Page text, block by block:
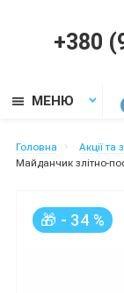
+380
МЕНЮ
Головна
Акції та
Майданчик злітно-
🎁 - 34 %